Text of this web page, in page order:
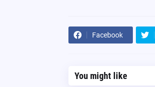
Facebook
You might like